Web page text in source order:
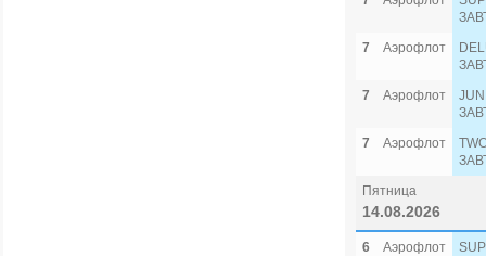
7
Аэрофлот
7
Аэрофлот
7
Аэрофлот
Пятница
14.08.2026
6 Аэрофлот